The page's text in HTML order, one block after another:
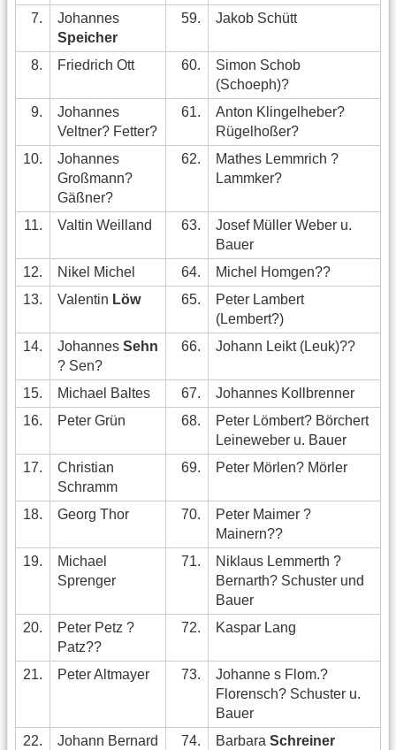
7.
Johannes
Speicher
59. Jakob Schütt
8. Friedrich Ott 60.
Simon Schob
(Schoeph)?
9.
Johannes
Veltner? Fetter?
61.
Anton Klingelheber?
Rügelhoßer?
10.
Johannes
Großmann?
Gäßner?
62.
Mathes Lemmrich ?
Lammker?
11. Valtin Weilland 63.
Josef Müller Weber u.
Bauer
12.
Nikel Michel 64.
Michel Homgen??
13.
Valentin Löw 65.
Peter Lambert
(Lembert?)
14.
Johannes Sehn
? Sen?
66. Johann Leikt (Leuk)??
15. Michael Baltes 67.
Johannes Kollbrenner
16.
Peter Grün 68.
Peter Lömbert? Börchert
Leineweber u. Bauer
17.
Christian
Schramm
69. Peter Mörlen? Mörler
18. Georg Thor 70.
Peter Maimer ?
Mainern??
19.
Michael
Sprenger
71.
Niklaus Lemmerth ?
Bernarth? Schuster und
Bauer
20.
Peter Petz ?
Patz??
72. Kaspar Lang
21. Peter Altmayer 73.
Johanne s Flom.?
Florensch? Schuster u.
Bauer
22.
Johann Bernard
74. Barbara Schreiner